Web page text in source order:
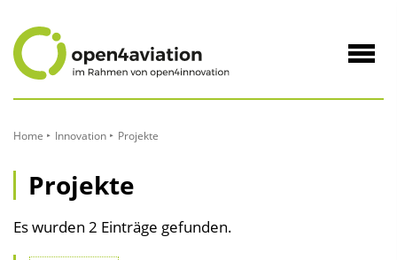
Inhalt
Home Innovation Projekte
Projekte
Es wurden 2 Einträge gefunden.